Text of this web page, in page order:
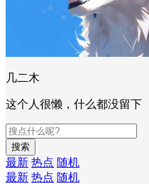
几二木
这个人很懒，什么都没留下
搜索
最新 热点 随机
最新 热点 随机